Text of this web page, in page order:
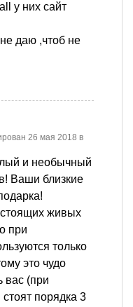
у них сайт
даю ,чтоб не
26 мая 2018 в
и необычный
Ваши близкие
живых
при
только
это чудо
вас (при
порядка 3